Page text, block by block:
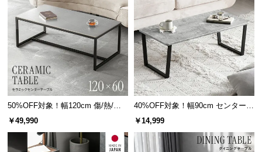
い
て
会
規
約
に
つ
い
50%OFF対象！幅120cm 傷/熱/汚
れに強い セラミック製センターテ
￥49,990
40%OFF対象！幅90cm センターテ
ーブル 大理石/モルタル調 スクエ
￥14,999